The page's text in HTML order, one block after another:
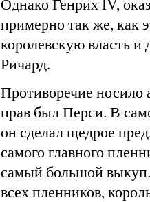
примерно так же, как
королевскую власть
Ричард.
Противоречие носило
прав был Перси. В
он сделал щедрое
самого главного
самый большой выкуп.
всех пленников,